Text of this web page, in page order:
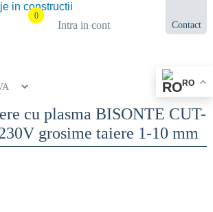
0
Intra in cont Contact
cu plasma BISONTE CUT-
grosime taiere 1-10 mm
RO